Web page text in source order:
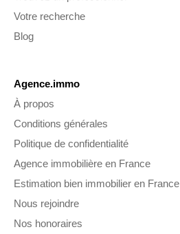
Votre recherche
Blog
Agence.immo
À propos
Conditions générales
Politique de confidentialité
Agence immobilière en France
Estimation bien immobilier en France
Nous rejoindre
Nos honoraires